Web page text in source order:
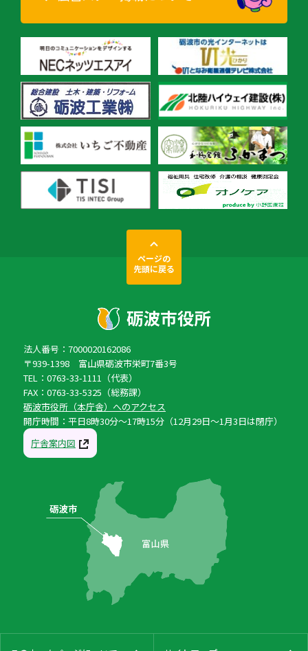
ページの
先頭に戻る
法人番号：7000020162086
〒939-1398 富山県砺波市栄町7番3号
TEL：0763-33-1111（代表）
FAX：0763-33-5325（総務課）
砺波市役所（本庁舎）へのアクセス
開庁時間：平日8時30分〜17時15分（12月29日〜1月3日は閉庁）
庁舎案内図